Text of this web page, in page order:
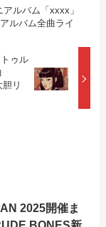
ルバム「xxxx」
ルバム全曲ライ
ゥル
リ
2025開催ま